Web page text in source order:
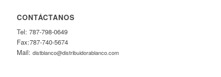
CONTÁCTANOS
Tel: 787-798-0649
Fax:787-740-5674
Mail: distblanco@distribuidorablanco.com